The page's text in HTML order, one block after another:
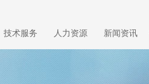
技术服务 人力资源 新闻资讯